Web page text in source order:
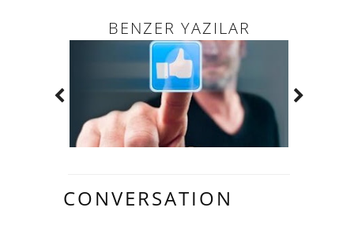
BENZER YAZILAR
CONVERSATION